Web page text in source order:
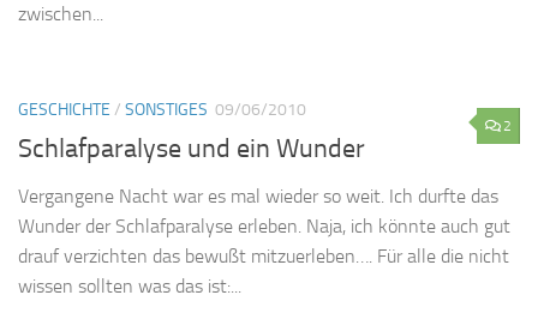
zwischen...
2
GESCHICHTE / SONSTIGES 09/06/2010
Schlafparalyse und ein Wunder
Vergangene Nacht war es mal wieder so weit. Ich durfte das
Wunder der Schlafparalyse erleben. Naja, ich könnte auch gut
drauf verzichten das bewußt mitzuerleben…. Für alle die nicht
wissen sollten was das ist:...